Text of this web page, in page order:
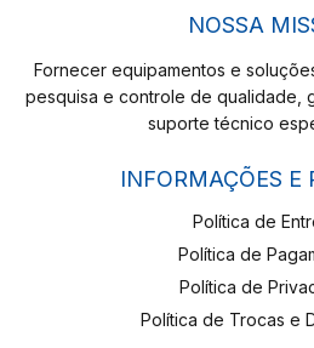
NOSSA
Fornecer equipamentos e
pesquisa e controle de qualidade,
suporte técnico
INFORMAÇÕES E
Política de
Política de
Política de
Política de Trocas e